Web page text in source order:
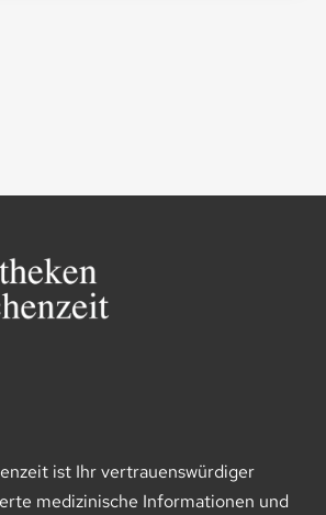
ist Ihr vertrauenswürdiger
medizinische Informationen und